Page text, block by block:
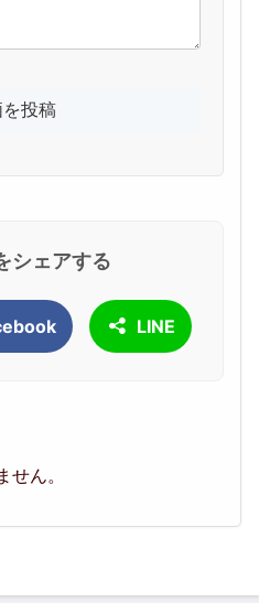
シェアする
LINE
ん。